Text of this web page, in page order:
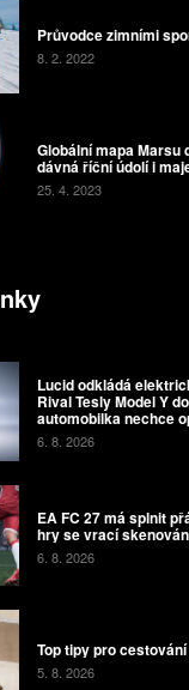
Průvodce zimními
8. 2. 2022
Globální mapa Marsu
dávná říční údolí i
25. 4. 2023
Lucid odkládá
Rival Tesly Model Y
automobilka nechce
chyby
6. 8. 2026
EA FC 27 má splnit
hry se vrací
6. 8. 2026
Top tipy pro
5. 8. 2026